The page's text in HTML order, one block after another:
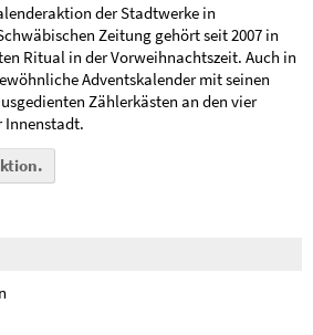
der Stadtwerke in
Zeitung gehört seit 2007 in
Ritual in der Vorweihnachtszeit. Auch in
Adventskalender mit seinen
Zählerkästen an den vier
Innenstadt.